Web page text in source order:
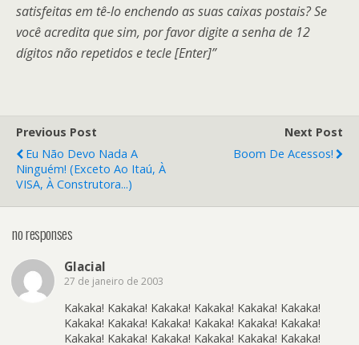
satisfeitas em tê-lo enchendo as suas caixas postais? Se
você acredita que sim, por favor digite a senha de 12
dígitos não repetidos e tecle [Enter]”
Previous Post
Eu Não Devo Nada A
Ninguém! (exceto Ao Itaú, À
VISA, À Construtora...)
Next Post
Boom De Acessos!
no responses
Glacial
27 de janeiro de 2003
Kakaka! Kakaka! Kakaka! Kakaka! Kakaka! Kakaka!
Kakaka! Kakaka! Kakaka! Kakaka! Kakaka! Kakaka!
Kakaka! Kakaka! Kakaka! Kakaka! Kakaka! Kakaka!